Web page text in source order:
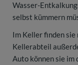
Wasser-
selbst kümmern
Im Keller finden sie
Kellerabteil
Auto können sie im